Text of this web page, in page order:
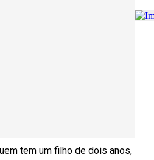
tem um filho de dois anos,